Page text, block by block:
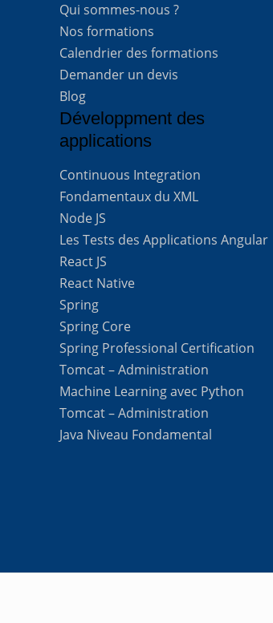
Qui sommes-nous ?
Nos formations
Calendrier des formations
Demander un devis
Blog
Développment des
applications
Continuous Integration
Fondamentaux du XML
Node JS
Les Tests des Applications Angular
React JS
React Native
Spring
Spring Core
Spring Professional Certification
Tomcat – Administration
Machine Learning avec Python
Tomcat – Administration
Java Niveau Fondamental